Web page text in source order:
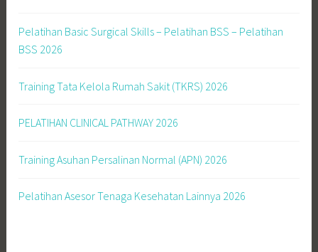
Pelatihan Basic Surgical Skills – Pelatihan BSS – Pelatihan
BSS 2026
Training Tata Kelola Rumah Sakit (TKRS) 2026
PELATIHAN CLINICAL PATHWAY 2026
Training Asuhan Persalinan Normal (APN) 2026
Pelatihan Asesor Tenaga Kesehatan Lainnya 2026